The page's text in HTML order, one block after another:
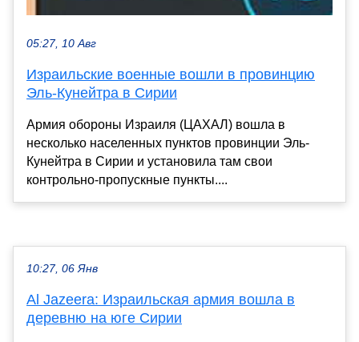
05:27, 10 Авг
Израильские военные вошли в провинцию
Эль-Кунейтра в Сирии
Армия обороны Израиля (ЦАХАЛ) вошла в
несколько населенных пунктов провинции Эль-
Кунейтра в Сирии и установила там свои
контрольно-пропускные пункты....
10:27, 06 Янв
Al Jazeera: Израильская армия вошла в
деревню на юге Сирии